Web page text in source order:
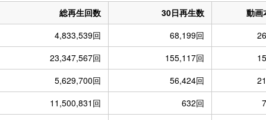
総再生回数 30日再生数
動画
4,833,539回
68,199回
23,347,567回
155,117回
5,629,700回
56,424回
11,500,831回
632回